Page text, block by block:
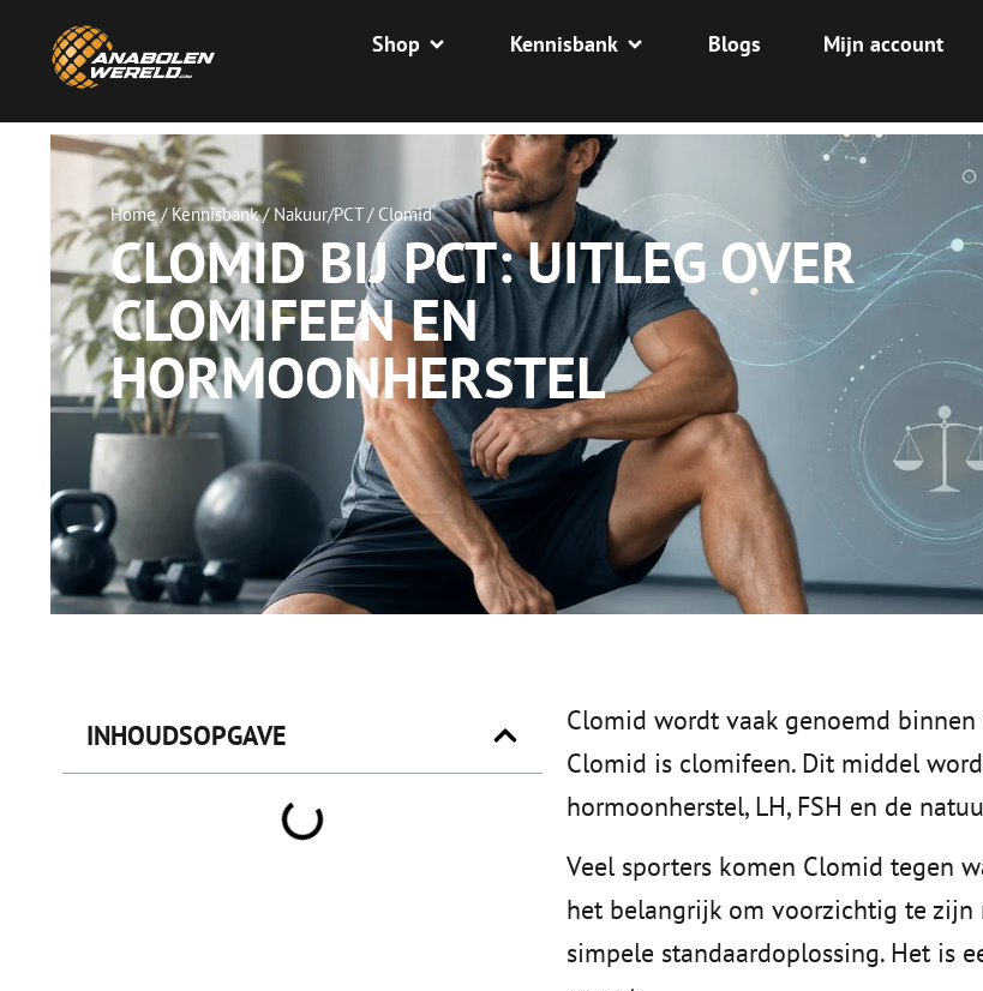
Shop Kennisbank Blogs Mijn account
Home/Kennisbank/Nakuur/PCT/ Clomid
CLOMID BIJ PCT: UITLEG OVER
CLOMIFEEN EN
HORMOONHERSTEL
INHOUDSOPGAVE
Clomid wordt vaak genoemd
Clomid is clomifeen. Dit middel
hormoonherstel, LH, FSH en de
Veel sporters komen Clomid tegen
het belangrijk om voorzichtig te
simpele standaardoplossing. Het is